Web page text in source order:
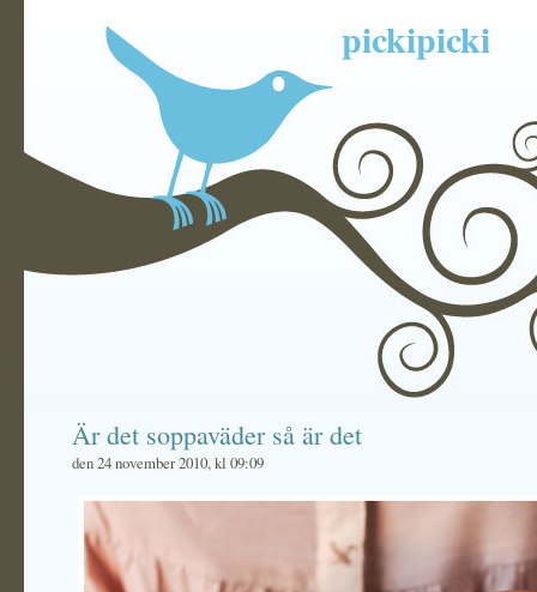
pickipicki
Är det soppaväder så är det
den 24 november 2010, kl 09:09